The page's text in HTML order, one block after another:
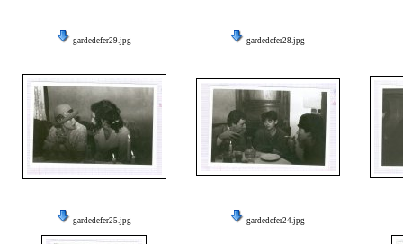
gardedefer29.jpg gardedefer28.jpg
gardedefer25.jpg gardedefer24.jpg